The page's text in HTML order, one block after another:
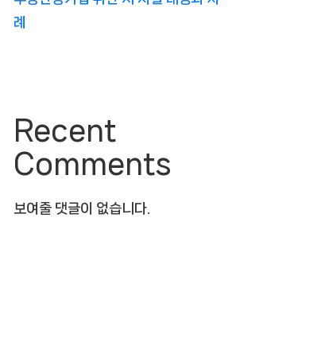
례
Recent
Comments
보여줄 댓글이 없습니다.